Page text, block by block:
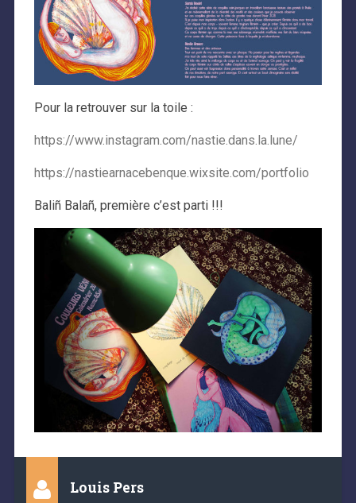
Pour la retrouver sur la toile :
https://www.instagram.com/nastie.dans.la.lune/
https://nastiearnacebenque.wixsite.com/portfolio
Baliñ Balañ, première c’est parti !!!
Louis Pers